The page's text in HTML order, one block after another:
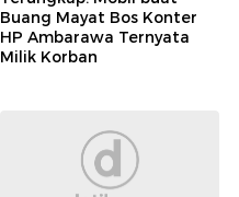
Buang Mayat Bos Konter
HP Ambarawa Ternyata
Milik Korban